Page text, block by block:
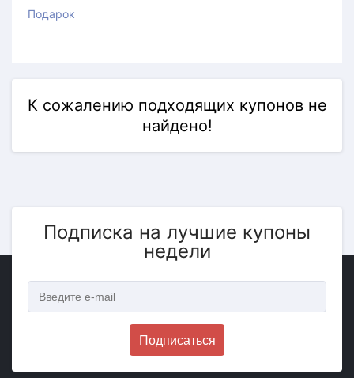
Подарок
К сожалению подходящих купонов не
найдено!
Подписка на лучшие купоны
недели
Подписаться